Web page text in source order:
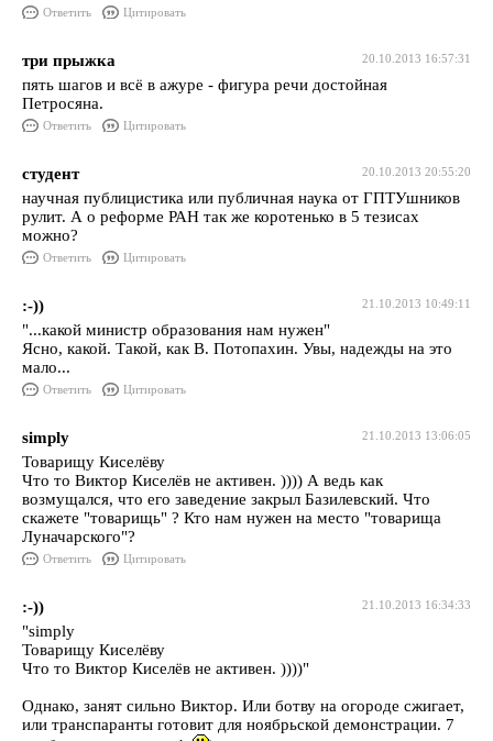
Ответить Цитировать
20.10.2013 16:57:31
три прыжка
пять шагов и всё в ажуре - фигура речи достойная
Петросяна.
Ответить Цитировать
20.10.2013 20:55:20
студент
научная публицистика или публичная наука от ГПТУшников
рулит. А о реформе РАН так же коротенько в 5 тезисах
можно?
Ответить Цитировать
21.10.2013 10:49:11
:-))
"...какой министр образования нам нужен"
Ясно, какой. Такой, как В. Потопахин. Увы, надежды на это
мало...
Ответить Цитировать
21.10.2013 13:06:05
simply
Товарищу Киселёву
Что то Виктор Киселёв не активен. )))) А ведь как
возмущался, что его заведение закрыл Базилевский. Что
скажете "товарищь" ? Кто нам нужен на место "товарища
Луначарского"?
Ответить Цитировать
21.10.2013 16:34:33
:-))
"simply
Товарищу Киселёву
Что то Виктор Киселёв не активен. ))))"
Однако, занят сильно Виктор. Или ботву на огороде сжигает,
или транспаранты готовит для ноябрьской демонстрации. 7